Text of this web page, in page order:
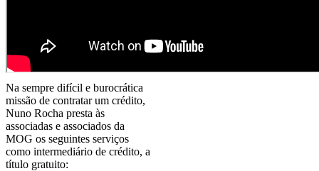
Na sempre difícil e burocrática
missão de contratar um crédito,
Nuno Rocha presta às
associadas e associados da
MOG os seguintes serviços
como intermediário de crédito, a
título gratuito: